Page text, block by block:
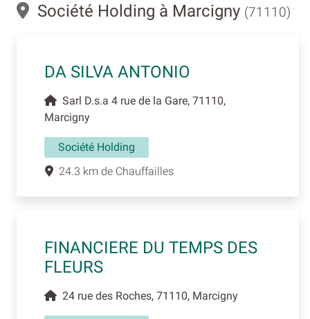
Société Holding à Marcigny (71110)
DA SILVA ANTONIO
Sarl D.s.a 4 rue de la Gare, 71110,
Marcigny
Société Holding
24.3 km de Chauffailles
FINANCIERE DU TEMPS DES
FLEURS
24 rue des Roches, 71110, Marcigny